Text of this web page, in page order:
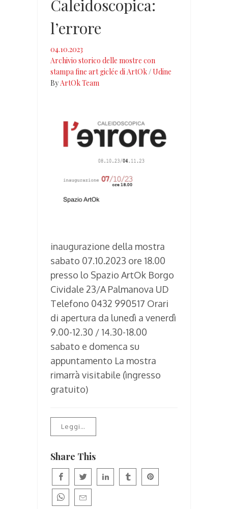
Caleidoscopica:
l’errore
04.10.2023
Archivio storico delle mostre con
stampa fine art giclée di ArtOk/Udine
ByArtOk Team
inaugurazione della mostra
sabato 07.10.2023 ore 18.00
presso lo Spazio ArtOk Borgo
Cividale 23/A Palmanova UD
Telefono 0432 990517 Orari
di apertura da lunedì a venerdì
9.00-12.30 / 14.30-18.00
sabato e domenca su
appuntamento La mostra
rimarrà visitabile (ìngresso
gratuito)
Leggi…
Share This